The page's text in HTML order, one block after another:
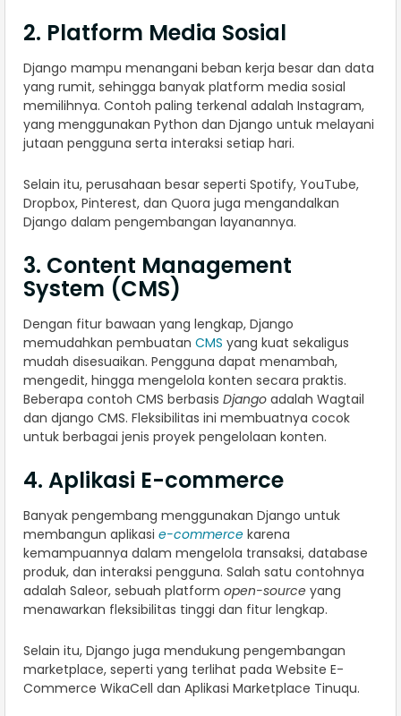
2. Platform Media Sosial
Django mampu menangani beban kerja besar dan data
yang rumit, sehingga banyak platform media sosial
memilihnya. Contoh paling terkenal adalah Instagram,
yang menggunakan Python dan Django untuk melayani
jutaan pengguna serta interaksi setiap hari.
Selain itu, perusahaan besar seperti Spotify, YouTube,
Dropbox, Pinterest, dan Quora juga mengandalkan
Django dalam pengembangan layanannya.
3. Content Management
System (CMS)
Dengan fitur bawaan yang lengkap, Django
memudahkan pembuatan CMS yang kuat sekaligus
mudah disesuaikan. Pengguna dapat menambah,
mengedit, hingga mengelola konten secara praktis.
Beberapa contoh CMS berbasis Django adalah Wagtail
dan django CMS. Fleksibilitas ini membuatnya cocok
untuk berbagai jenis proyek pengelolaan konten.
4. Aplikasi E-commerce
Banyak pengembang menggunakan Django untuk
membangun aplikasi e-commerce karena
kemampuannya dalam mengelola transaksi, database
produk, dan interaksi pengguna. Salah satu contohnya
adalah Saleor, sebuah platform open-source yang
menawarkan fleksibilitas tinggi dan fitur lengkap.
Selain itu, Django juga mendukung pengembangan
marketplace, seperti yang terlihat pada Website E-
Commerce WikaCell dan Aplikasi Marketplace Tinuqu.